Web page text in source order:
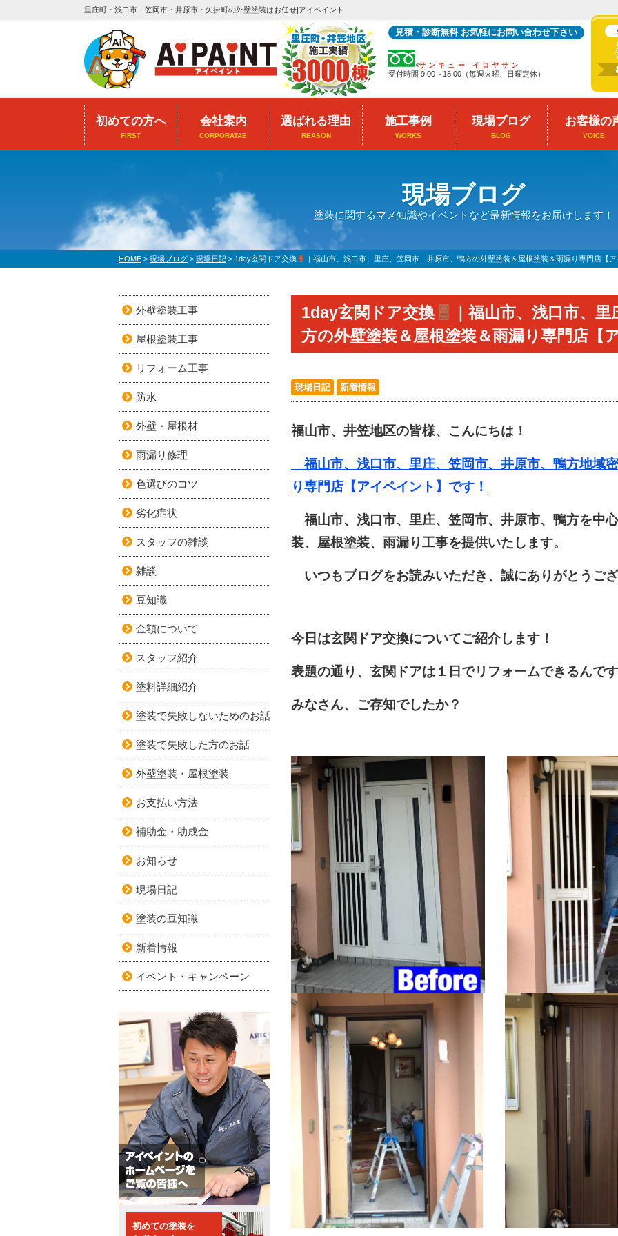
里庄町・浅口市・笠岡市・井原市・矢掛町の外壁塗装はお任せ|アイペイント
見積・診断無料 お気軽にお問い合わせ下さい
サンキュー イロヤサン
受付時間 9:00～18:00（毎週火曜、日曜定休）
初めての方へ
FIRST
会社案内
CORPORATAE
選ばれる理由
REASON
施工事例
WORKS
現場ブログ
BLOG
お客様の
VOICE
現場ブログ
塗装に関するマメ知識やイベントなど最新情報をお届けします！
HOME > 現場ブログ > 現場日記 > 1day玄関ドア交換 ｜福山市、浅口市、里庄、笠岡市、井原市、鴨方の外壁塗装＆屋根塗装＆雨漏り専門店【
1day玄関ドア交換
｜福山市、浅口市、
方の外壁塗装＆屋根塗装＆雨漏り専門店【
現場日記 新着情報
福山市、井笠地区の皆様、こんにちは！
福山市、浅口市、里庄、笠岡市、井原市、鴨方地域
り専門店【アイペイント】です！
福山市、浅口市、里庄、笠岡市、井原市、鴨方を中
装、屋根塗装、雨漏り工事を提供いたします。
いつもブログをお読みいただき、誠にありがとうご
今日は玄関ドア交換についてご紹介します！
表題の通り、玄関ドアは１日でリフォームできるんで
みなさん、ご存知でしたか？
外壁塗装工事
屋根塗装工事
リフォーム工事
防水
外壁・屋根材
雨漏り修理
色選びのコツ
劣化症状
スタッフの雑談
雑談
豆知識
金額について
スタッフ紹介
塗料詳細紹介
塗装で失敗しないためのお話
塗装で失敗した方のお話
外壁塗装・屋根塗装
お支払い方法
補助金・助成金
お知らせ
現場日記
塗装の豆知識
新着情報
イベント・キャンペーン
初めての塗装を